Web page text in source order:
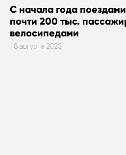
С начала года
почти 200 тыс.
велосипедами
18 августа 2023